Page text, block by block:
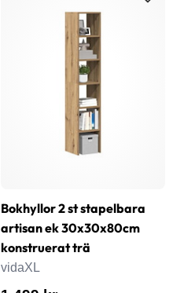
Bokhyllor 2 st stapelbara
artisan ek 30x30x80cm
konstruerat trä
vidaXL